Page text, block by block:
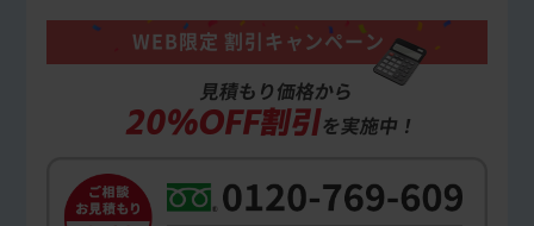
WEB限定 割引キャンペーン
見積もり価格から
20%OFF割引を実施中！